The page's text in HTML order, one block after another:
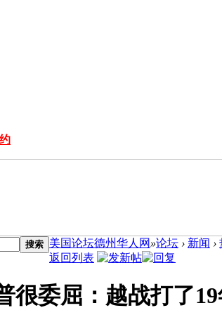
搜索 美国论坛德州华人网 »论坛 › 新闻 ›
返回列表
很委屈：越战打了